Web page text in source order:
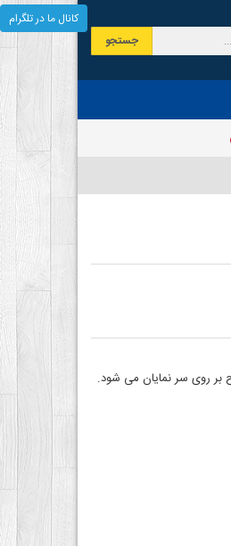
جستجو
روی سر نمایان می شود.
کانال ما در تلگرام